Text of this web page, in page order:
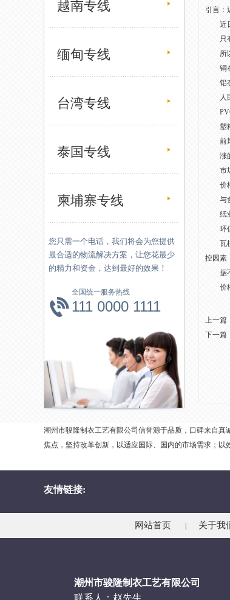
越南专线
缅甸专线
台湾专线
泰国专线
柬埔寨专线
您只需一个电话，我们将会为您提供
最合适的物流解决方案，让您花最少
的精力和资金，达到最好的效果！
全国统一服务热线
111 0000 1111
引言：
近日
只有
所以
铜在
铅在
人民
PVC
塑粉
前期
涨的
市场
价格
与食
纸业
环保
瓦楞
控因素
据不
价格
上一篇
下一篇
潮州市骏隆制衣工艺有限公司信誉源于品质，口碑来自
焦点，坚持改革创新，以适应国际、国内的市场需求；
友情链接:
网站首页 关于我
潮州市骏隆制衣工艺有限公司
联系人：赵先生